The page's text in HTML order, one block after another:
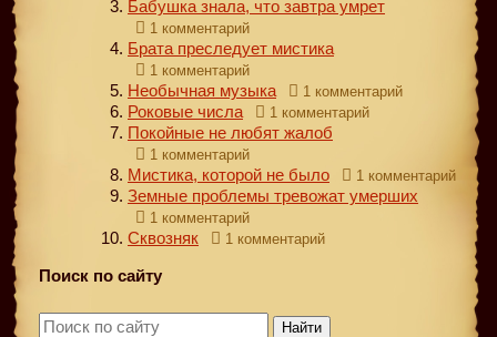
Бабушка знала, что завтра умрет
1 комментарий
Брата преследует мистика
1 комментарий
Необычная музыка 1 комментарий
Роковые числа 1 комментарий
Покойные не любят жалоб
1 комментарий
Мистика, которой не было 1 комментарий
Земные проблемы тревожат умерших
1 комментарий
Сквозняк 1 комментарий
Поиск по сайту
Найти